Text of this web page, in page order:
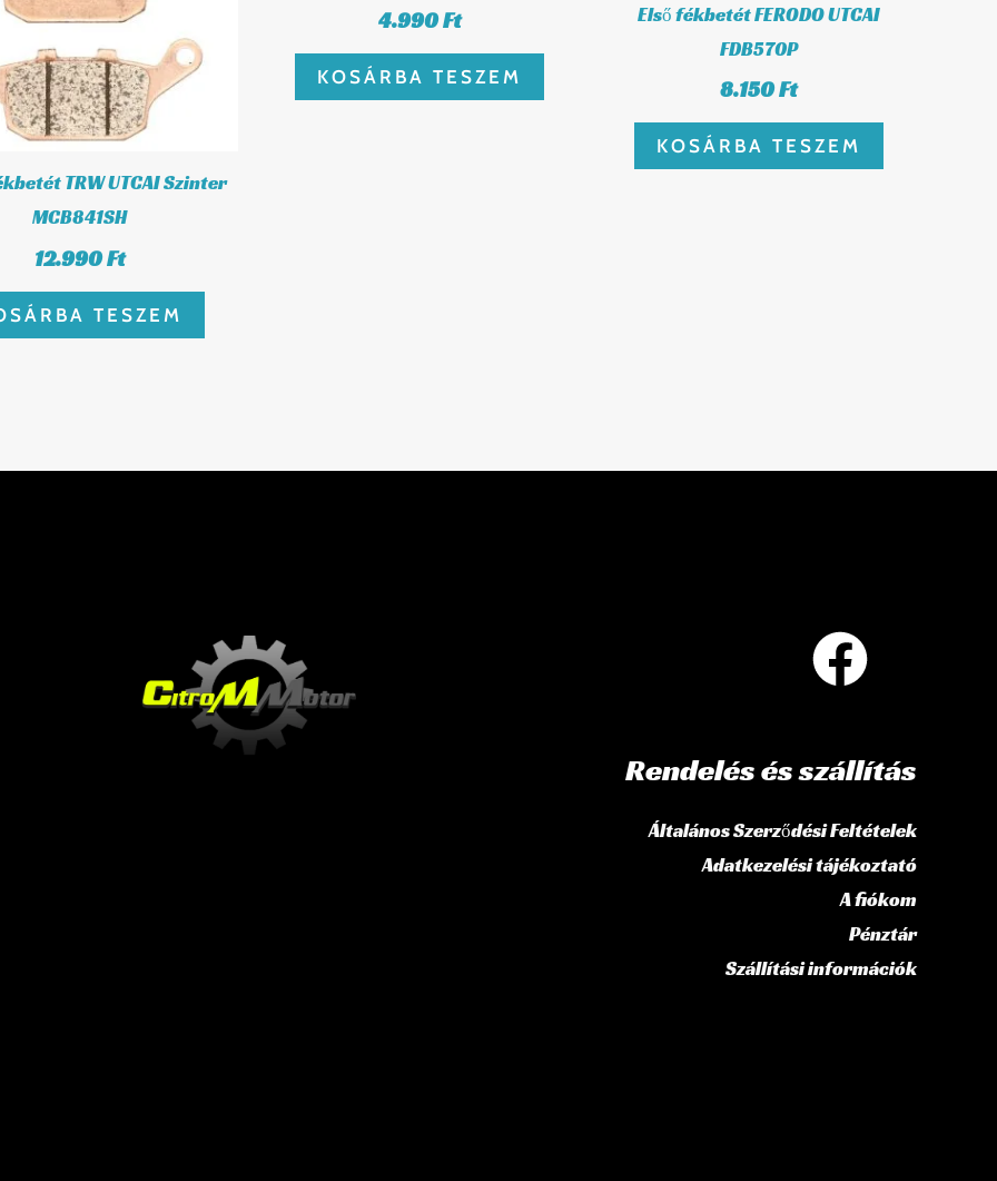
TRW UTCAI Szinter
MCB841SH
12.990Ft
TESZEM
4.990Ft
KOSÁRBA TESZEM
Első fékbetét FERODO UTCAI
FDB570P
8.150Ft
KOSÁRBA TESZEM
Rendelés és szállítás
Általános Szerződési Feltételek
Adatkezelési tájékoztató
A fiókom
Pénztár
Szállítási információk